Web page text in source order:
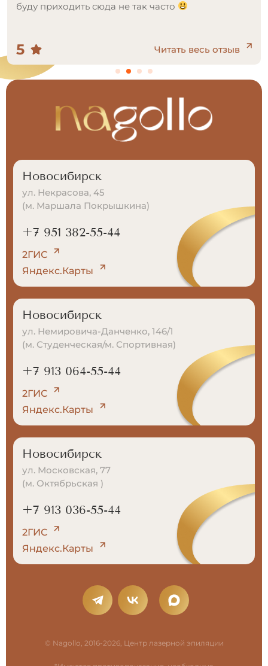
5 Читать весь отзыв
© Nagollo, 2016-2026, Центр лазерной эпиляции
Новосибирск
ул. Некрасова, 45
(м. Маршала Покрышкина)
+7 951 382-55-44
2ГИС
Яндекс.Карты
Новосибирск
ул. Немировича-Данченко, 146/1
(м. Студенческая/м. Спортивная)
+7 913 064-55-44
2ГИС
Яндекс.Карты
Новосибирск
ул. Московская, 77
(м. Октябрьская )
+7 913 036-55-44
2ГИС
Яндекс.Карты